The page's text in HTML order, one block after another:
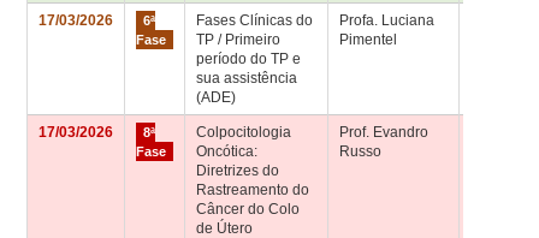
17/03/2026
6ª
Fase
Fases Clínicas do
TP / Primeiro
período do TP e
sua assistência
(ADE)
Profa. Luciana
Pimentel
17/03/2026
8ª
Fase
Colpocitologia
Oncótica:
Diretrizes do
Rastreamento do
Câncer do Colo
de Útero
Prof. Evandro
Russo